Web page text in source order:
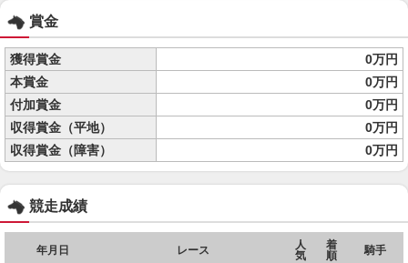
賞金
獲得賞金
0万円
本賞金
0万円
付加賞金
0万円
収得賞金（平地）
0万円
収得賞金（障害）
0万円
競走成績
年月日 レース
人
気
着
順
騎手